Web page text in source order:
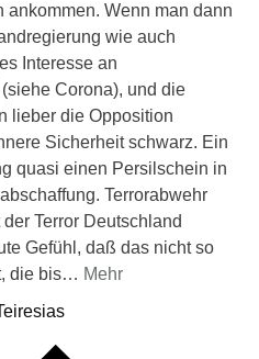
ankommen. Wenn man dann
wie auch
Interesse an
Corona), und die
lieber die Opposition
Sicherheit schwarz. Ein
quasi einen Persilschein in
Terrorabwehr
Terror Deutschland
Gefühl, daß das nicht so
die bis… Mehr